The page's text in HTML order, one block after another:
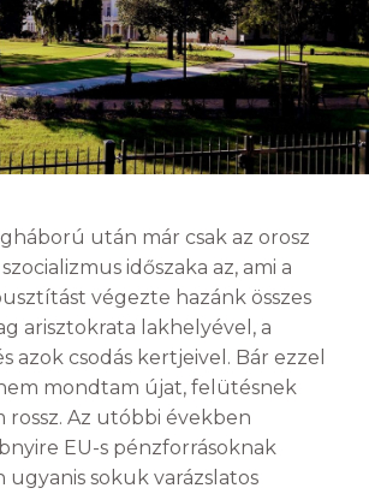
után már csak az orosz
időszaka az, ami a
végezte hazánk összes
arisztokrata lakhelyével, a
azok csodás kertjeivel. Bár ezzel
mondtam újat, felütésnek
rossz. Az utóbbi években
EU-s pénzforrásoknak
ugyanis sokuk varázslatos